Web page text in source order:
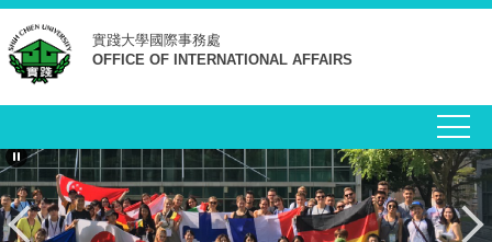
跳
到
主
要
容
區
實踐大學國際事務處
OFFICE OF INTERNATIONAL AFFAIRS